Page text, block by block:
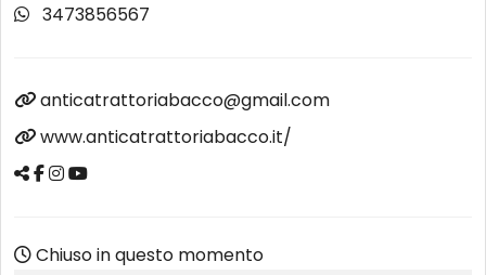
3473856567
anticatrattoriabacco@gmail.com
www.anticatrattoriabacco.it/
Chiuso in questo momento